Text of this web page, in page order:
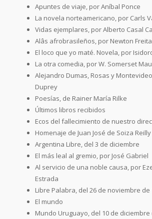
Apuntes de viaje, por Aníbal Ponce
La novela norteamericano, por Carls
Vidas ejemplares, por Alberto Casal
Alâs afrobrasileños, por Newton
El loco que yo maté. Novela, por
La otra comedia, por W. Somerset
Alejandro Dumas, Rosas y
Duprey
Poesías, de Rainer María Rilke
Últimos libros recibidos
Ecos del fallecimiento de nuestro
Homenaje de Juan José de Soiza Reilly
Argentina Libre, del 3 de diciembre
El más leal al gremio, por José Gabriel
Al servicio de una noble causa, por
Estrada
Libre Palabra, del 26 de noviembre de
El mundo
Mundo Uruguayo, del 10 de